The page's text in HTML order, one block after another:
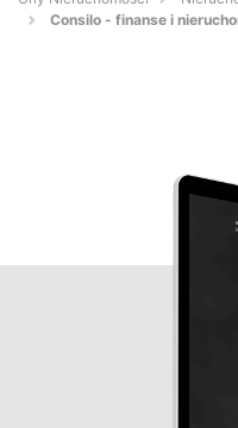
Consilo - finanse i